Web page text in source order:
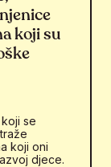
koji su
se
koji oni
djece.